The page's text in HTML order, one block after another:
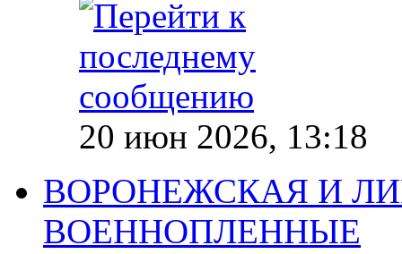
20 июн 2026, 13:18
ВОРОНЕЖСКАЯ И
ВОЕННОПЛЕННЫЕ